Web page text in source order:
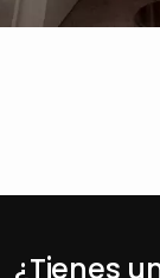
¿Tienes